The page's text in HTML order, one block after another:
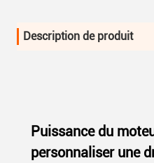
Description de produit
Puissance du
personnaliser une